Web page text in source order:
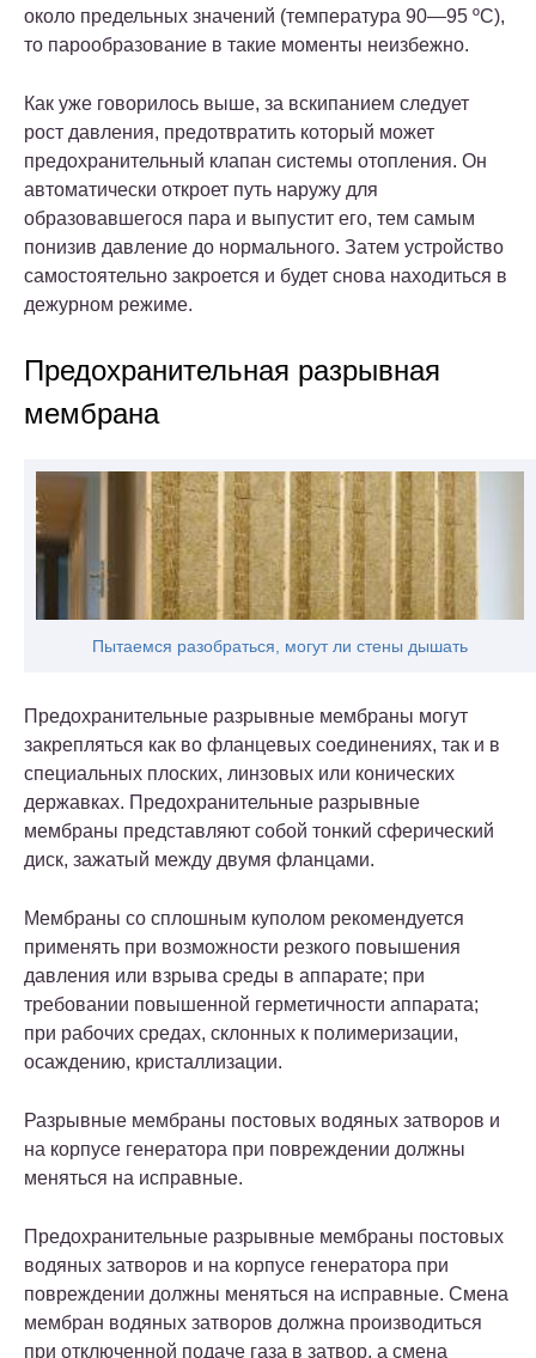
около предельных значений (температура 90—95 ºС),
то парообразование в такие моменты неизбежно.
Как уже говорилось выше, за вскипанием следует
рост давления, предотвратить который может
предохранительный клапан системы отопления. Он
автоматически откроет путь наружу для
образовавшегося пара и выпустит его, тем самым
понизив давление до нормального. Затем устройство
самостоятельно закроется и будет снова находиться в
дежурном режиме.
Предохранительная разрывная
мембрана
Пытаемся разобраться, могут ли стены дышать
Предохранительные разрывные мембраны могут
закрепляться как во фланцевых соединениях, так и в
специальных плоских, линзовых или конических
державках. Предохранительные разрывные
мембраны представляют собой тонкий сферический
диск, зажатый между двумя фланцами.
Мембраны со сплошным куполом рекомендуется
применять при возможности резкого повышения
давления или взрыва среды в аппарате; при
требовании повышенной герметичности аппарата;
при рабочих средах, склонных к полимеризации,
осаждению, кристаллизации.
Разрывные мембраны постовых водяных затворов и
на корпусе генератора при повреждении должны
меняться на исправные.
Предохранительные разрывные мембраны постовых
водяных затворов и на корпусе генератора при
повреждении должны меняться на исправные. Смена
мембран водяных затворов должна производиться
при отключенной подаче газа в затвор, а смена